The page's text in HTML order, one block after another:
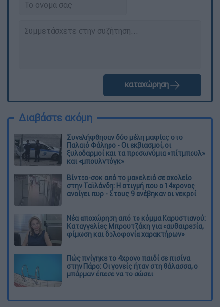
καταχώρηση
Διαβάστε ακόμη
Συνελήφθησαν δύο μέλη μαφίας στο
Παλαιό Φάληρο - Οι εκβιασμοί, οι
ξυλοδαρμοί και τα προσωνύμια «πίτμπουλ»
και «μπουλντόγκ»
Βίντεο-σοκ από το μακελειό σε σχολείο
στην Ταϊλάνδη: Η στιγμή που ο 14χρονος
ανοίγει πυρ - Στους 9 ανέβηκαν οι νεκροί
Νέα αποχώρηση από το κόμμα Καρυστιανού:
Καταγγελίες Μπρουτζάκη για «αυθαιρεσία,
φίμωση και δολοφονία χαρακτήρων»
Πώς πνίγηκε το 4χρονο παιδί σε πισίνα
στην Πάρο: Οι γονείς ήταν στη θάλασσα, ο
μπάρμαν έπεσε να το σώσει